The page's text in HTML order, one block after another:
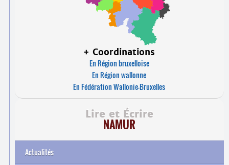
+ Coordinations
En Région bruxelloise
En Région wallonne
En Fédération Wallonie-Bruxelles
Lire et Écrire
NAMUR
Actualités